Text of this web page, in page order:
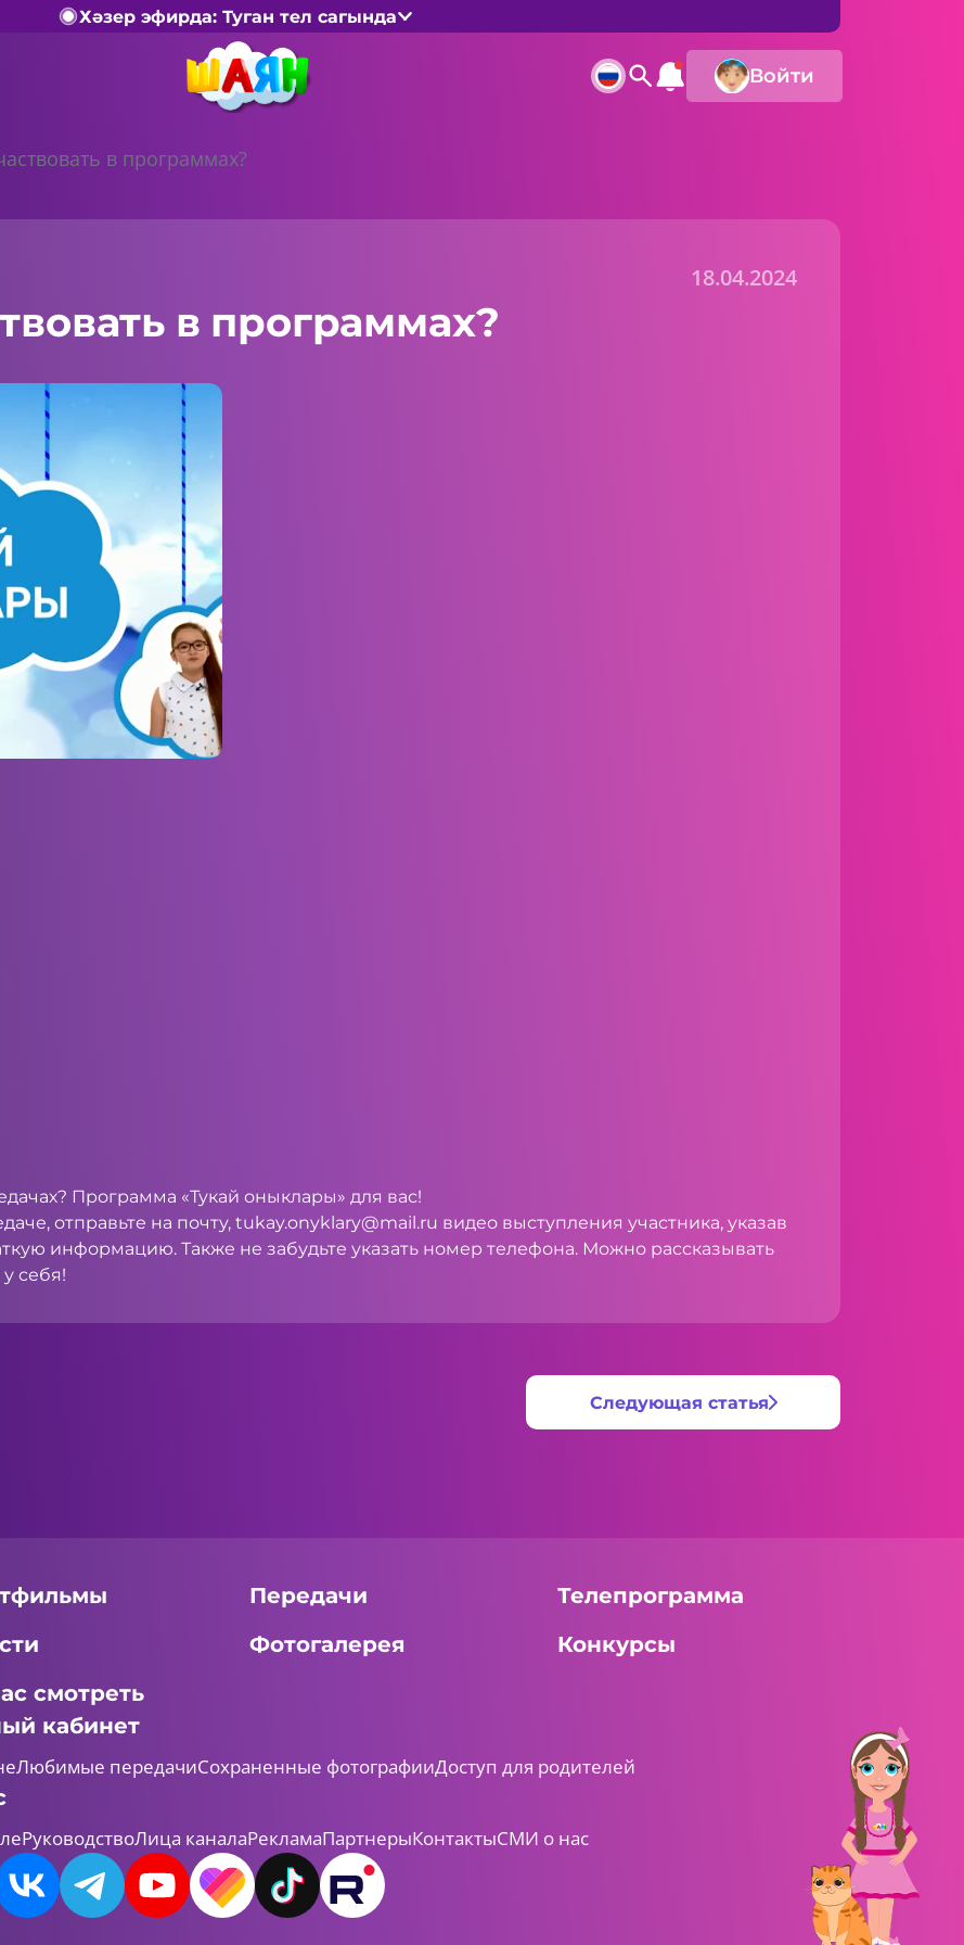
Хәзер эфирда: Туган тел сагында
Войти
в программах?
18.04.2024
в программах?
Программа «Тукай оныклары» для вас!
отправьте на почту, tukay.onyklary@mail.ru видео выступления участника, указав
информацию. Также не забудьте указать номер телефона. Можно рассказывать
себя!
Следующая статья
Передачи
Телепрограмма
Фотогалерея
Конкурсы
смотреть
кабинет
Любимые передачиСохраненные фотографииДоступ для родителей
РуководствоЛица каналаРекламаПартнерыКонтактыСМИ о нас